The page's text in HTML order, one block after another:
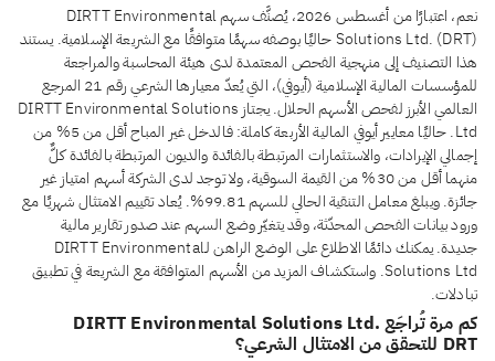
نعم، اعتبارًا من أغسطس 2026، يُصنَّف سهم DIRTT Environmental
Solutions Ltd. (DRT) حاليًا بوصفه سهمًا متوافقًا مع الشريعة الإسلامية. يستند
هذا التصنيف إلى منهجية الفحص المعتمدة لدى هيئة المحاسبة والمراجعة
للمؤسسات المالية الإسلامية (أيوفي)، التي يُعدّ معيارها الشرعي رقم 21 المرجع
العالمي الأبرز لفحص الأسهم الحلال. يجتاز DIRTT Environmental Solutions
Ltd. حاليًا معايير أيوفي المالية الأربعة كاملة: فالدخل غير المباح أقل من 5% من
إجمالي الإيرادات، والاستثمارات المرتبطة بالفائدة والديون المرتبطة بالفائدة كلٌّ
منهما أقل من 30% من القيمة السوقية، ولا توجد لدى الشركة أسهم امتياز غير
جائزة. ويبلغ معامل التنقية الحالي للسهم 99.81%. يُعاد تقييم الامتثال شهريًا مع
ورود بيانات الفحص المحدّثة، وقد يتغيّر وضع السهم عند صدور تقارير مالية
جديدة. يمكنك دائمًا الاطلاع على الوضع الراهن لـDIRTT Environmental
Solutions Ltd. واستكشاف المزيد من الأسهم المتوافقة مع الشريعة في تطبيق
تبادلات.
كم مرة تُراجَع DIRTT Environmental Solutions Ltd.
DRT للتحقق من الامتثال الشرعي؟